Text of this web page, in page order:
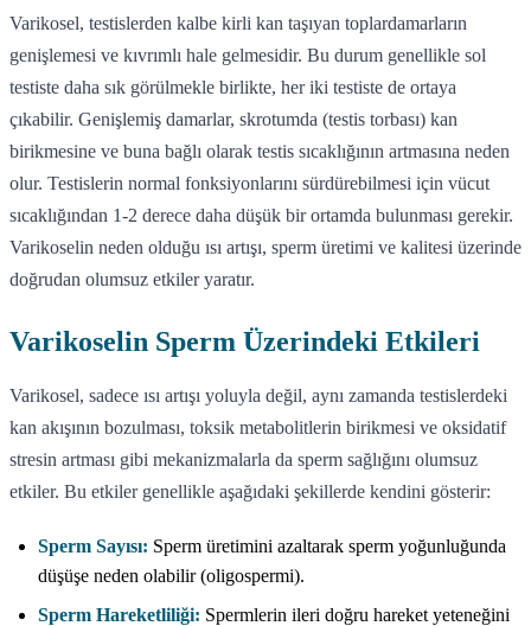
Varikosel, testislerden kalbe kirli kan taşıyan toplardamarların
genişlemesi ve kıvrımlı hale gelmesidir. Bu durum genellikle sol
testiste daha sık görülmekle birlikte, her iki testiste de ortaya
çıkabilir. Genişlemiş damarlar, skrotumda (testis torbası) kan
birikmesine ve buna bağlı olarak testis sıcaklığının artmasına neden
olur. Testislerin normal fonksiyonlarını sürdürebilmesi için vücut
sıcaklığından 1-2 derece daha düşük bir ortamda bulunması gerekir.
Varikoselin neden olduğu ısı artışı, sperm üretimi ve kalitesi üzerinde
doğrudan olumsuz etkiler yaratır.
Varikoselin Sperm Üzerindeki Etkileri
Varikosel, sadece ısı artışı yoluyla değil, aynı zamanda testislerdeki
kan akışının bozulması, toksik metabolitlerin birikmesi ve oksidatif
stresin artması gibi mekanizmalarla da sperm sağlığını olumsuz
etkiler. Bu etkiler genellikle aşağıdaki şekillerde kendini gösterir:
Sperm Sayısı: Sperm üretimini azaltarak sperm yoğunluğunda
düşüşe neden olabilir (oligospermi).
Sperm Hareketliliği: Spermlerin ileri doğru hareket yeteneğini